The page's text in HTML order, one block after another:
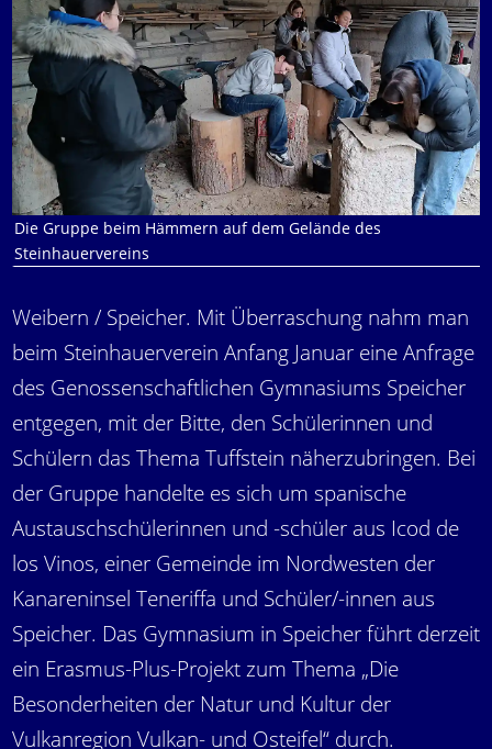
Die Gruppe beim Hämmern auf dem Gelände des
Steinhauervereins
Weibern / Speicher. Mit Überraschung nahm man
beim Steinhauerverein Anfang Januar eine Anfrage
des Genossenschaftlichen Gymnasiums Speicher
entgegen, mit der Bitte, den Schülerinnen und
Schülern das Thema Tuffstein näherzubringen. Bei
der Gruppe handelte es sich um spanische
Austauschschülerinnen und -schüler aus Icod de
los Vinos, einer Gemeinde im Nordwesten der
Kanareninsel Teneriffa und Schüler/-innen aus
Speicher. Das Gymnasium in Speicher führt derzeit
ein Erasmus-Plus-Projekt zum Thema „Die
Besonderheiten der Natur und Kultur der
Vulkanregion Vulkan- und Osteifel“ durch.